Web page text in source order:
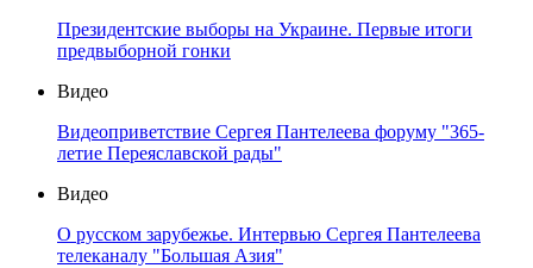
Президентские выборы на Украине. Первые итоги
предвыборной гонки
Видео
Видеоприветствие Сергея Пантелеева форуму "365-
летие Переяславской рады"
Видео
О русском зарубежье. Интервью Сергея Пантелеева
телеканалу "Большая Азия"